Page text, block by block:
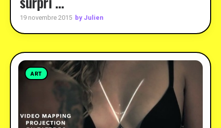
19 novembre 2015 by Julien
ART